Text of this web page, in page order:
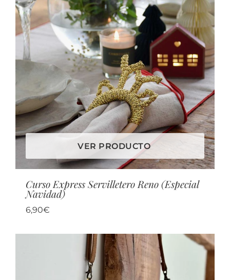
VER PRODUCTO
Curso Express Servilletero Reno (Especial
Navidad)
6,90€